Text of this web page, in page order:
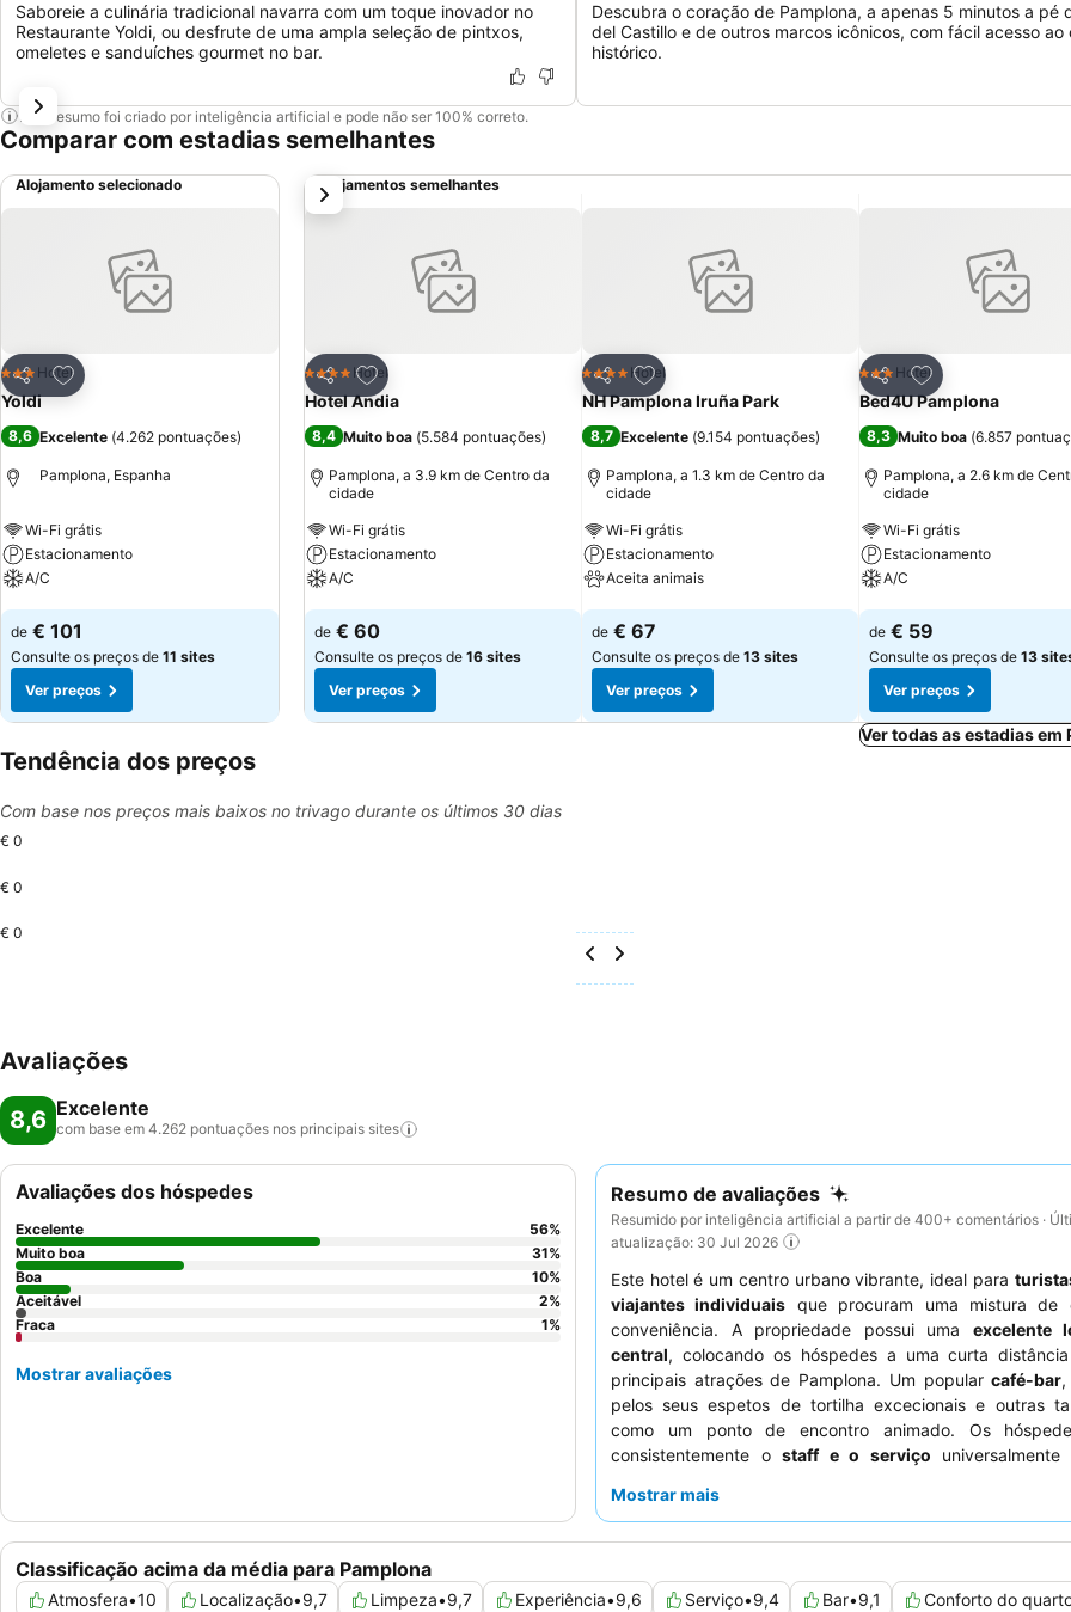
Saboreie a culinária tradicional navarra com um toque inovador no
Restaurante Yoldi, ou desfrute de uma ampla seleção de pintxos,
omeletes e sanduíches gourmet no bar.
Descubra o coração de Pamplona, a apenas 5 minutos a pé
del Castillo e de outros marcos icônicos, com fácil acesso ao
histórico.
Este resumo foi criado por inteligência artificial e pode não ser 100% correto.
Comparar com estadias semelhantes
Alojamento selecionado
Partilhar
Adicionar aos favoritos
3 Estrelas
Hotel
Yoldi
8,6 Excelente (4.262 pontuações)
Pamplona, Espanha
Wi-Fi grátis
Estacionamento
A/C
Ver preços
de € 101
Consulte os preços de 11 sites
Ver preços
Alojamentos semelhantes
Partilhar
Adicionar aos favoritos
4 EstrelasHotel
Hotel Andia
8,4 Muito boa (5.584 pontuações)
Pamplona, a 3.9 km de Centro da
cidade
Wi-Fi grátis
Estacionamento
A/C
Ver preços
de € 60
Consulte os preços de 16 sites
Ver preços
Partilhar
Adicionar aos favoritos
4 EstrelasHotel
NH Pamplona Iruña Park
8,7 Excelente (9.154 pontuações)
Pamplona, a 1.3 km de Centro da
cidade
Wi-Fi grátis
Estacionamento
Aceita animais
Ver preços
de € 67
Consulte os preços de 13 sites
Ver preços
Partilhar
Adicionar aos
3 Estrelas
Hotel
Bed4U Pamplona
8,3 Muito boa (6.857
Pamplona, a 2.6 km de
cidade
Wi-Fi grátis
Estacionamento
A/C
Ver preços
de € 59
Consulte os preços de 13
Ver preços
próximo
Ver todas as estadias em
Tendência dos preços
Com base nos preços mais baixos no trivago durante os últimos 30 dias
€ 0
€ 0
€ 0
Avaliações
8,6 Excelente
com base em 4.262 pontuações nos principais sites
Resumo de avaliações
Resumido por inteligência artificial a partir de 400+ comentários ·
atualização: 30 Jul 2026
Este hotel é um centro urbano vibrante, ideal para
viajantes individuais que procuram uma mistura de
conveniência. A propriedade possui uma excelente
central, colocando os hóspedes a uma curta
principais atrações de Pamplona. Um popularcafé-bar,
pelos seus espetos de tortilha excecionais e outras
como um ponto de encontro animado. Os
consistentemente ostaff e o serviço universalmente
qualidade, especialmente o extenso buffet de pequeno-
Mostrar mais
Classificação acima da média para Pamplona
Atmosfera•10 Localização•9,7 Limpeza•9,7 Experiência•9,6 Serviço•9,4 Bar•9,1 Conforto do
Avaliações dos hóspedes
Excelente 56%
Muito boa
31%
Boa
10%
Aceitável
2%
Fraca
1%
Mostrar avaliações